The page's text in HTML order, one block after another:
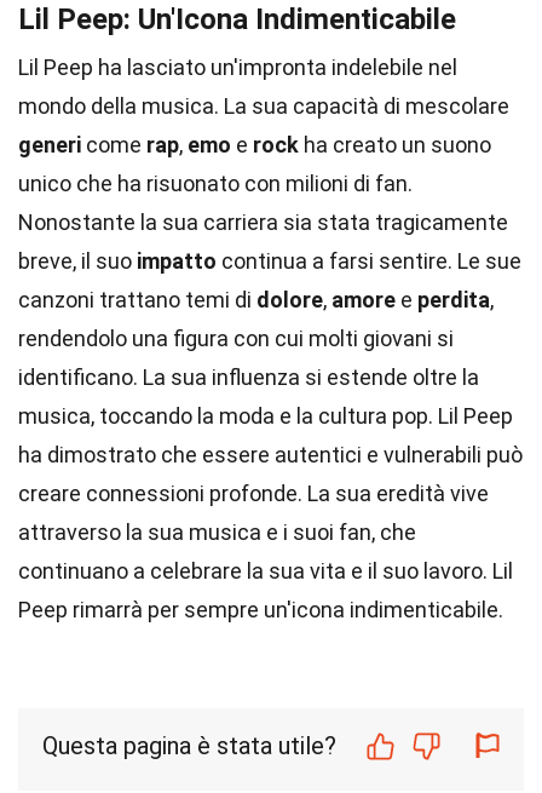
Lil Peep: Un'Icona Indimenticabile
Lil Peep ha lasciato un'impronta indelebile nel
mondo della musica. La sua capacità di mescolare
generi come rap, emo e rock ha creato un suono
unico che ha risuonato con milioni di fan.
Nonostante la sua carriera sia stata tragicamente
breve, il suo impatto continua a farsi sentire. Le sue
canzoni trattano temi di dolore, amore e perdita,
rendendolo una figura con cui molti giovani si
identificano. La sua influenza si estende oltre la
musica, toccando la moda e la cultura pop. Lil Peep
ha dimostrato che essere autentici e vulnerabili può
creare connessioni profonde. La sua eredità vive
attraverso la sua musica e i suoi fan, che
continuano a celebrare la sua vita e il suo lavoro. Lil
Peep rimarrà per sempre un'icona indimenticabile.
Questa pagina è stata utile?